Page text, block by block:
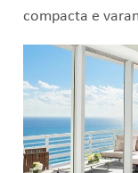
compacta e